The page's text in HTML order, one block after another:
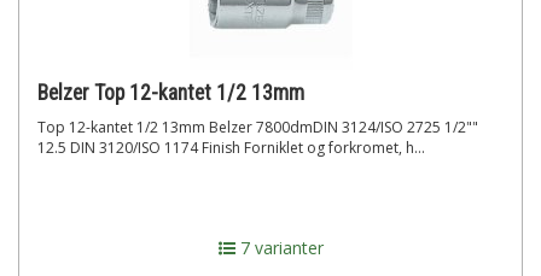
Belzer Top 12-kantet 1/2 13mm
Top 12-kantet 1/2 13mm Belzer 7800dmDIN 3124/ISO 2725 1/2""
12.5 DIN 3120/ISO 1174 Finish Forniklet og forkromet, h...
7 varianter